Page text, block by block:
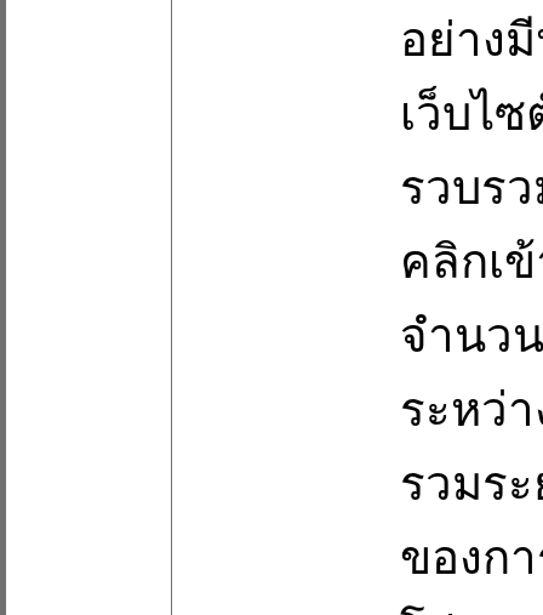
อย่าง
เว็บไ
รวบร
คลิกเ
จำนว
ระหว่
รวมร
ของก